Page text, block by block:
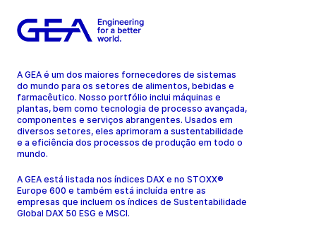
A GEA é um dos maiores fornecedores de sistemas
do mundo para os setores de alimentos, bebidas e
farmacêutico. Nosso portfólio inclui máquinas e
plantas, bem como tecnologia de processo avançada,
componentes e serviços abrangentes. Usados em
diversos setores, eles aprimoram a sustentabilidade
e a eficiência dos processos de produção em todo o
mundo.
A GEA está listada nos índices DAX e no STOXX®
Europe 600 e também está incluída entre as
empresas que incluem os índices de Sustentabilidade
Global DAX 50 ESG e MSCI.